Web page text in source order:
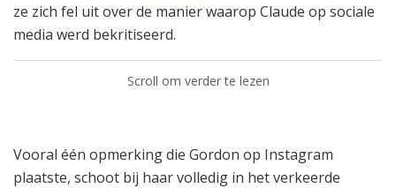
ze zich fel uit over de manier waarop Claude op sociale
media werd bekritiseerd.
Scroll om verder te lezen
Vooral één opmerking die Gordon op Instagram
plaatste, schoot bij haar volledig in het verkeerde